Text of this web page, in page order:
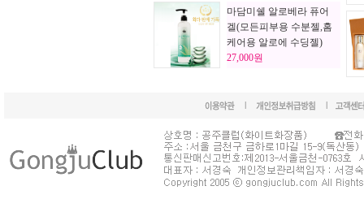
마담미쉘 알로베라 퓨어
겔(모든피부용 수분젤,홈
케어용 알로에 수딩젤)
27,000원